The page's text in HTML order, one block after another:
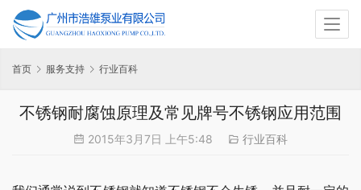
首页 服务支持 行业百科
不锈钢耐腐蚀原理及常见牌号不锈钢应用范围
2015年3月7日 上午5:48 行业百科